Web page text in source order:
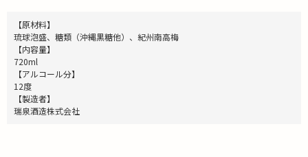
【原材料】
琉球泡盛、糖類（沖縄黒糖他）、紀州南高梅
【内容量】
720ml
【アルコール分】
12度
【製造者】
瑞泉酒造株式会社